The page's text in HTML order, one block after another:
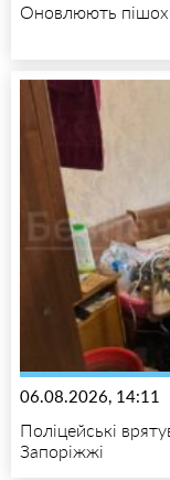
Оновлюють
06.08.2026, 14:11
Поліцейські
Запоріжжі